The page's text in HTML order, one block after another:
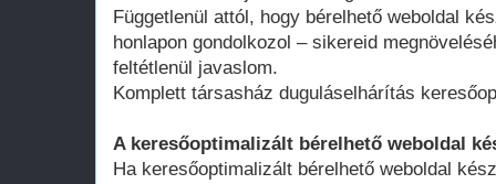
Függetlenül attól, hogy bérelhető weboldal
honlapon gondolkozol – sikereid
feltétlenül javaslom.
Komplett társasház duguláselhárítás
A keresőoptimalizált bérelhető weboldal
Ha keresőoptimalizált bérelhető weboldal